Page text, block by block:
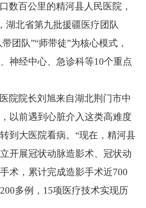
数百公里的精河县人民医院，
湖北省第九批援疆医疗团队
带团队”“师带徒”为核心模式，
神经中心、急诊科等10个重点
院院长刘旭来自湖北荆门市中
以前遇到心脏介入这类高难度
到大医院看病。 “现在，精河县
开展冠状动脉造影术、冠状动
术，累计完成造影手术近700
200多例， 15项医疗技术实现历